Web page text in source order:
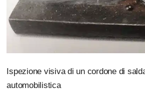
Ispezione visiva di un cordone di
automobilistica